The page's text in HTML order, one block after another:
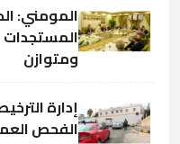
المومني:
المستجدات
ومتوازن
إدارة
الفحص